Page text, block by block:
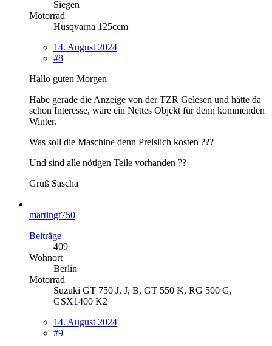
Siegen
Motorrad
Husqvarna 125ccm
14. August 2024
#8
Hallo guten Morgen
Habe gerade die Anzeige von der TZR Gelesen und hätte da
schon Interesse, wäre ein Nettes Objekt für denn kommenden
Winter.
Was soll die Maschine denn Preislich kosten ???
Und sind alle nötigen Teile vorhanden ??
Gruß Sascha
martingt750
Beiträge
409
Wohnort
Berlin
Motorrad
Suzuki GT 750 J, J, B, GT 550 K, RG 500 G,
GSX1400 K2
14. August 2024
#9